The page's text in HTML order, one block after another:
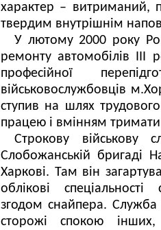
характер – витриманий,
твердим внутрішнім
У лютому 2000 року
ремонту автомобілів ІІІ
професійної
військовослужбовців
ступив на шлях
працею і вмінням
Строкову військову
Слобожанській бригаді
Харкові. Там він
облікові спеціальності
згодом снайпера. Служба
сторожі спокою